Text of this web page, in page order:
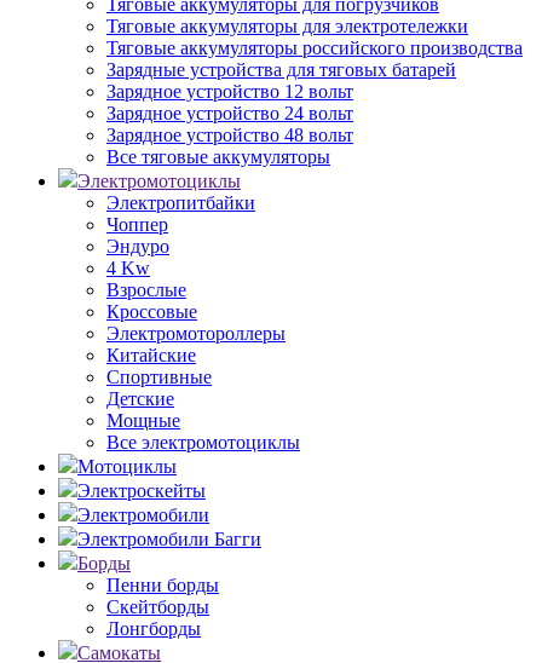
Тяговые аккумуляторы для погрузчиков
Тяговые аккумуляторы для электротележки
Тяговые аккумуляторы российского производства
Зарядные устройства для тяговых батарей
Зарядное устройство 12 вольт
Зарядное устройство 24 вольт
Зарядное устройство 48 вольт
Все тяговые аккумуляторы
Электромотоциклы
Электропитбайки
Чоппер
Эндуро
4 Kw
Взрослые
Кроссовые
Электромотороллеры
Китайские
Спортивные
Детские
Мощные
Все электромотоциклы
Мотоциклы
Электроскейты
Электромобили
Электромобили Багги
Борды
Пенни борды
Скейтборды
Лонгборды
Самокаты